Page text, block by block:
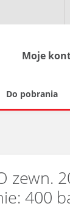
Moje
Do pobrania
zewn.
400